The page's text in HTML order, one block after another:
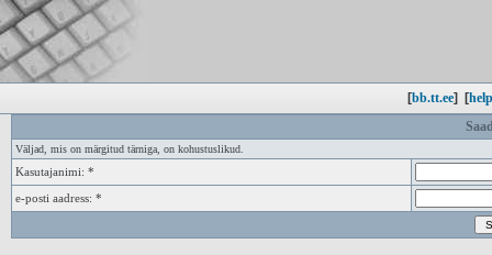
[bb.tt.ee] [
Väljad, mis on märgitud tärniga, on kohustuslikud.
Kasutajanimi: *
e-posti aadress: *